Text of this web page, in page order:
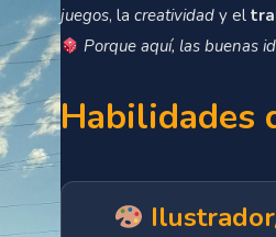
juegos, la creatividad y el
Porque aquí, las buenas
Habilidades